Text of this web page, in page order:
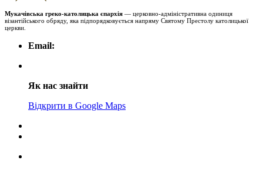
Мукачівська греко-католицька єпархія — церковно-адміністративна одиниця
візантійського обряду, яка підпорядковується напряму Святому Престолу католицької
церкви.
Email:
Як нас знайти
Відкрити в Google Maps